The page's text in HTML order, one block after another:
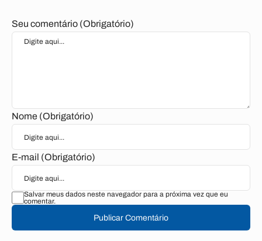
Seu comentário (Obrigatório)
Nome (Obrigatório)
E-mail (Obrigatório)
Salvar meus dados neste navegador para a próxima vez que eu
comentar.
Publicar Comentário